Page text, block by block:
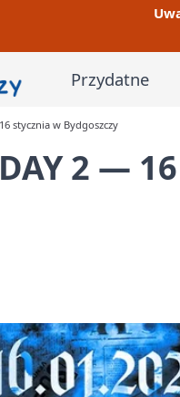
Przydatne
stycznia w Bydgoszczy
2 —